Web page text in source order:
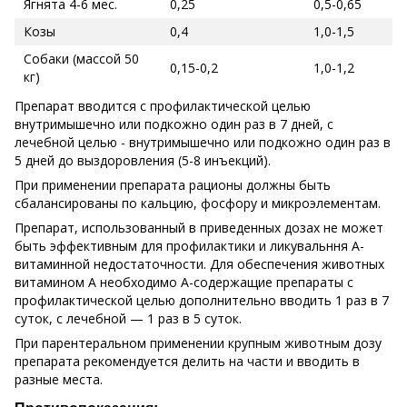
Ягнята 4-6 мес. 0,25
0,5-0,65
Козы
0,4
1,0-1,5
Собаки (массой 50
кг)
0,15-0,2 1,0-1,2
Препарат вводится с профилактической целью
внутримышечно или подкожно один раз в 7 дней, с
лечебной целью - внутримышечно или подкожно один раз в
5 дней до выздоровления (5-8 инъекций).
При применении препарата рационы должны быть
сбалансированы по кальцию, фосфору и микроэлементам.
Препарат, использованный в приведенных дозах не может
быть эффективным для профилактики и ликувальння А-
витаминной недостаточности. Для обеспечения животных
витамином А необходимо А-содержащие препараты с
профилактической целью дополнительно вводить 1 раз в 7
суток, с лечебной — 1 раз в 5 суток.
При парентеральном применении крупным животным дозу
препарата рекомендуется делить на части и вводить в
разные места.